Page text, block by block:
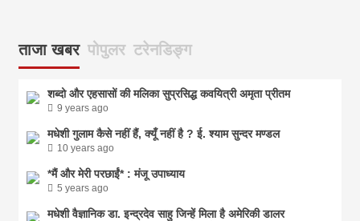
ताजा खबर पोपुलर टरेनडिङ्ग
शब्दो और एहसासों की मलिका सुप्रसिद्ध कवयित्री अमृता प्रीतम
9 years ago
मधेशी गुलाम कैसे नहीं हैं, क्यूँ नहीं है ? ई. श्याम सुन्दर मण्डल
10 years ago
*मैं और मेरी परछाईं* : मंजू उपाध्याय
5 years ago
मधेशी वैज्ञानिक डा. इन्द्रदेव साहु जिन्हें मिला है अमेरिकी डालर